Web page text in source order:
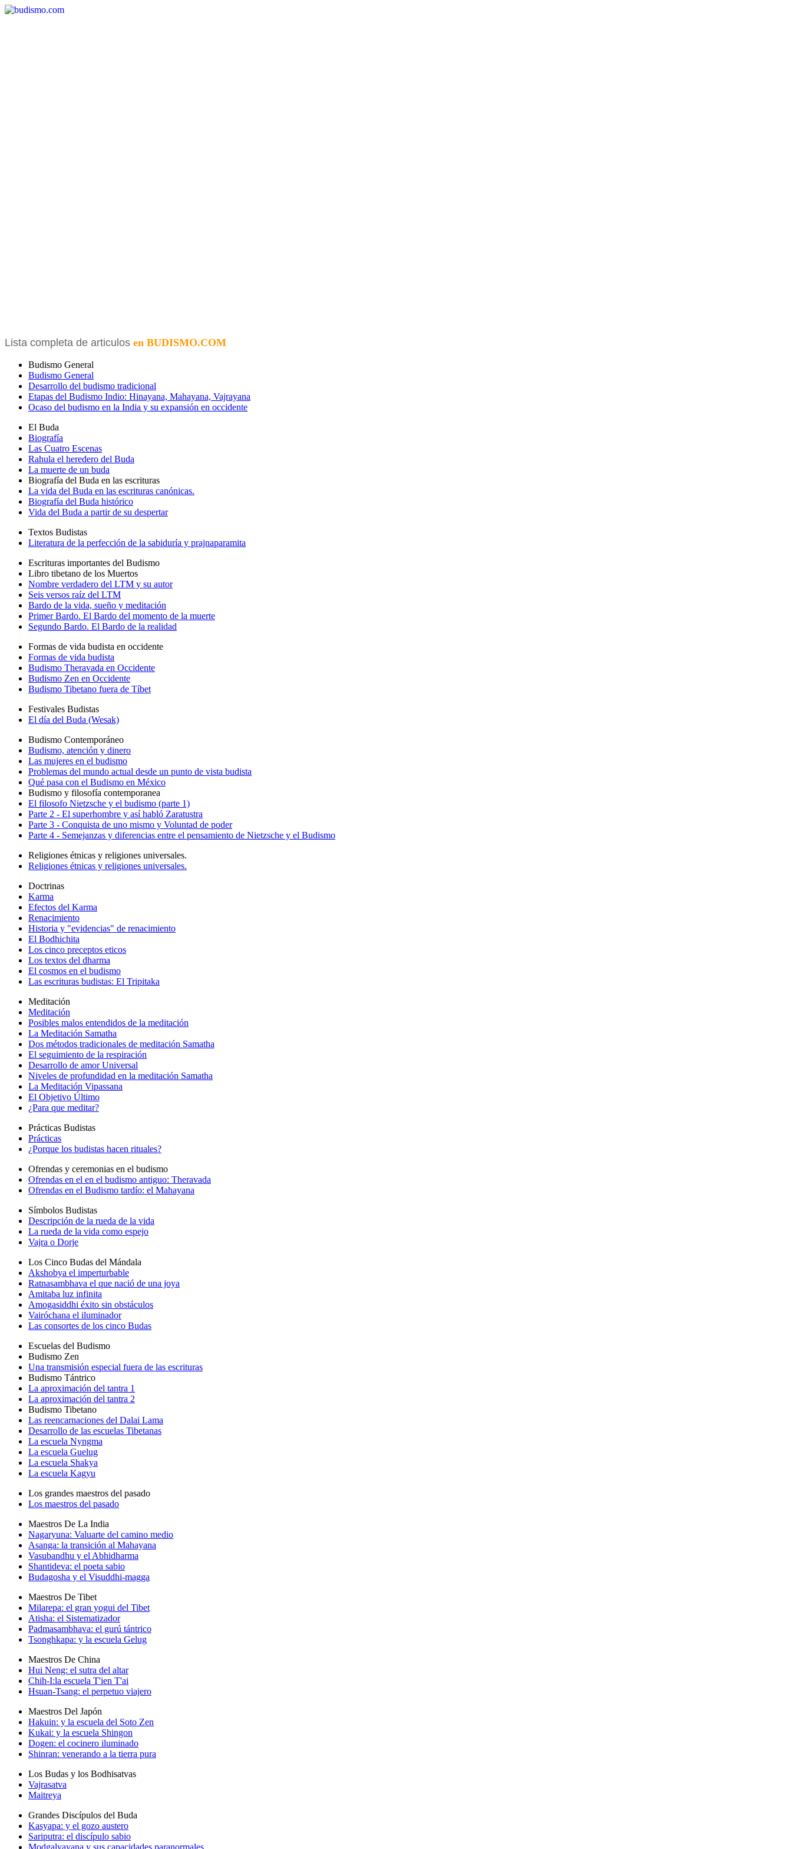
Lista completa de articulos en BUDISMO.COM
Budismo General
Budismo General
Desarrollo del budismo tradicional
Etapas del Budismo Indio: Hinayana, Mahayana, Vajrayana
Ocaso del budismo en la India y su expansión en occidente
El Buda
Biografía
Las Cuatro Escenas
Rahula el heredero del Buda
La muerte de un buda
Biografía del Buda en las escrituras
La vida del Buda en las escrituras canónicas.
Biografía del Buda histórico
Vida del Buda a partir de su despertar
Textos Budistas
Literatura de la perfección de la sabiduría y prajnaparamita
Escrituras importantes del Budismo
Libro tibetano de los Muertos
Nombre verdadero del LTM y su autor
Seis versos raíz del LTM
Bardo de la vida, sueño y meditación
Primer Bardo. El Bardo del momento de la muerte
Segundo Bardo. El Bardo de la realidad
Formas de vida budista en occidente
Formas de vida budista
Budismo Theravada en Occidente
Budismo Zen en Occidente
Budismo Tibetano fuera de Tíbet
Festivales Budistas
El día del Buda (Wesak)
Budismo Contemporáneo
Budismo, atención y dinero
Las mujeres en el budismo
Problemas del mundo actual desde un punto de vista budista
Qué pasa con el Budismo en México
Budismo y filosofía contemporanea
El filosofo Nietzsche y el budismo (parte 1)
Parte 2 - El superhombre y así habló Zaratustra
Parte 3 - Conquista de uno mismo y Voluntad de poder
Parte 4 - Semejanzas y diferencias entre el pensamiento de Nietzsche y el Budismo
Religiones étnicas y religiones universales.
Religiones étnicas y religiones universales.
Doctrinas
Karma
Efectos del Karma
Renacimiento
Historia y "evidencias" de renacimiento
El Bodhichita
Los cinco preceptos eticos
Los textos del dharma
El cosmos en el budismo
Las escrituras budistas: El Tripitaka
Meditación
Meditación
Posibles malos entendidos de la meditación
La Meditación Samatha
Dos métodos tradicionales de meditación Samatha
El seguimiento de la respiración
Desarrollo de amor Universal
Niveles de profundidad en la meditación Samatha
La Meditación Vipassana
El Objetivo Último
¿Para que meditar?
Prácticas Budistas
Prácticas
¿Porque los budistas hacen rituales?
Ofrendas y ceremonias en el budismo
Ofrendas en el en el budismo antiguo: Theravada
Ofrendas en el Budismo tardío: el Mahayana
Símbolos Budistas
Descripción de la rueda de la vida
La rueda de la vida como espejo
Vajra o Dorje
Los Cinco Budas del Mándala
Akshobya el imperturbable
Ratnasambhava el que nació de una joya
Amitaba luz infinita
Amogasiddhi éxito sin obstáculos
Vairóchana el iluminador
Las consortes de los cinco Budas
Escuelas del Budismo
Budismo Zen
Una transmisión especial fuera de las escrituras
Budismo Tántrico
La aproximación del tantra 1
La aproximación del tantra 2
Budismo Tibetano
Las reencarnaciones del Dalai Lama
Desarrollo de las escuelas Tibetanas
La escuela Nyngma
La escuela Guelug
La escuela Shakya
La escuela Kagyu
Los grandes maestros del pasado
Los maestros del pasado
Maestros De La India
Nagaryuna: Valuarte del camino medio
Asanga: la transición al Mahayana
Vasubandhu y el Abhidharma
Shantideva: el poeta sabio
Budagosha y el Visuddhi-magga
Maestros De Tibet
Milarepa: el gran yogui del Tibet
Atisha: el Sistematizador
Padmasambhava: el gurú tántrico
Tsonghkapa: y la escuela Gelug
Maestros De China
Hui Neng: el sutra del altar
Chih-I:la escuela T'ien T'ai
Hsuan-Tsang: el perpetuo viajero
Maestros Del Japón
Hakuin: y la escuela del Soto Zen
Kukai: y la escuela Shingon
Dogen: el cocinero iluminado
Shinran: venerando a la tierra pura
Los Budas y los Bodhisatvas
Vajrasatva
Maitreya
Grandes Discípulos del Buda
Kasyapa: y el gozo austero
Sariputra: el discípulo sabio
Modgalyayana y sus capacidades paranormales